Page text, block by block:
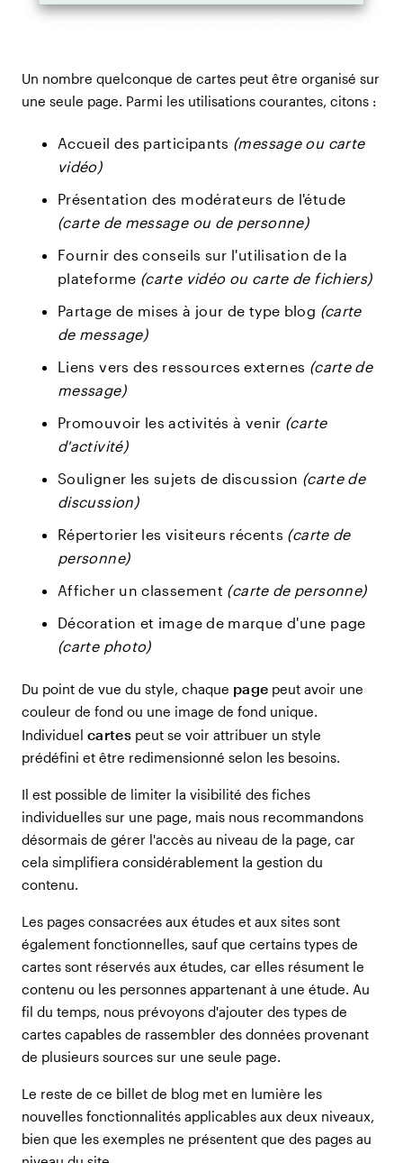
Un nombre quelconque de cartes peut être organisé sur
une seule page. Parmi les utilisations courantes, citons :
Accueil des participants (message ou carte
vidéo)
Présentation des modérateurs de l'étude
(carte de message ou de personne)
Fournir des conseils sur l'utilisation de la
plateforme (carte vidéo ou carte de fichiers)
Partage de mises à jour de type blog (carte
de message)
Liens vers des ressources externes (carte de
message)
Promouvoir les activités à venir (carte
d'activité)
Souligner les sujets de discussion (carte de
discussion)
Répertorier les visiteurs récents (carte de
personne)
Afficher un classement (carte de personne)
Décoration et image de marque d'une page
(carte photo)
Du point de vue du style, chaque page peut avoir une
couleur de fond ou une image de fond unique.
Individuel cartespeut se voir attribuer un style
prédéfini et être redimensionné selon les besoins.
Il est possible de limiter la visibilité des fiches
individuelles sur une page, mais nous recommandons
désormais de gérer l'accès au niveau de la page, car
cela simplifiera considérablement la gestion du
contenu.
Les pages consacrées aux études et aux sites sont
également fonctionnelles, sauf que certains types de
cartes sont réservés aux études, car elles résument le
contenu ou les personnes appartenant à une étude. Au
fil du temps, nous prévoyons d'ajouter des types de
cartes capables de rassembler des données provenant
de plusieurs sources sur une seule page.
Le reste de ce billet de blog met en lumière les
nouvelles fonctionnalités applicables aux deux niveaux,
bien que les exemples ne présentent que des pages au